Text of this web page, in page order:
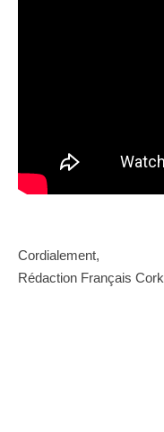
Cordialement,
Rédaction Français Cork